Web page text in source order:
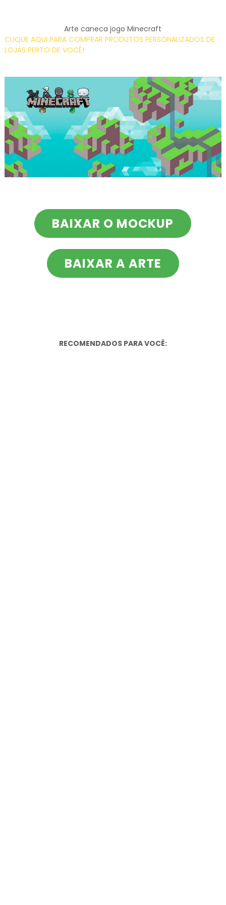
Arte caneca jogo Minecraft
CLIQUE AQUI PARA COMPRAR PRODUTOS PERSONALIZADOS DE
LOJAS PERTO DE VOCÊ!
BAIXAR O MOCKUP
BAIXAR A ARTE
RECOMENDADOS PARA VOCÊ: